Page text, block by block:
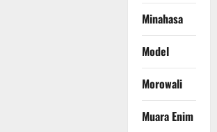
Minahasa
Model
Morowali
Muara Enim